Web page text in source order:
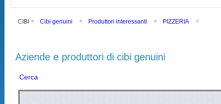
CIBI Cibi genuini Produttori interessanti PIZZERIA
Aziende e produttori di cibi genuini
Cerca